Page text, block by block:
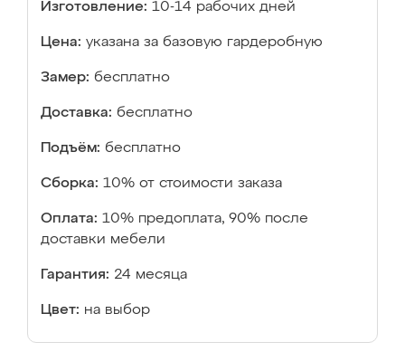
Изготовление: 10-14 рабочих дней
Цена: указана за базовую гардеробную
Замер: бесплатно
Доставка: бесплатно
Подъём: бесплатно
Сборка: 10% от стоимости заказа
Оплата: 10% предоплата, 90% после
доставки мебели
Гарантия: 24 месяца
Цвет: на выбор